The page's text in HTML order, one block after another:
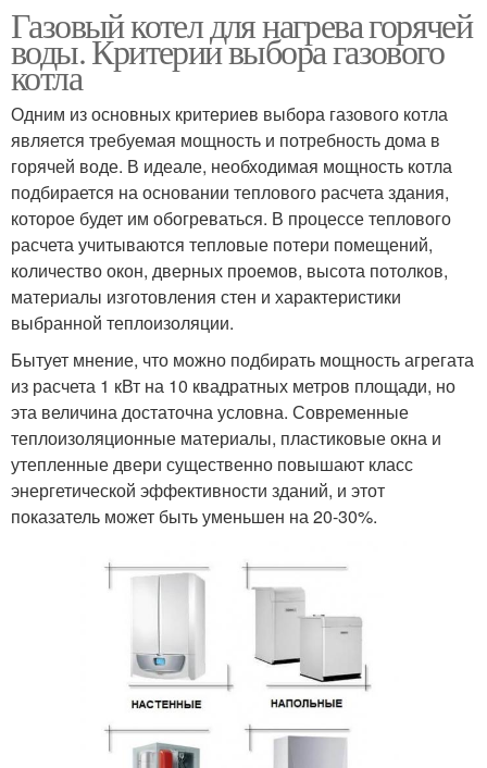
Газовый котел для нагрева горячей
воды. Критерии выбора газового
котла
Одним из основных критериев выбора газового котла
является требуемая мощность и потребность дома в
горячей воде. В идеале, необходимая мощность котла
подбирается на основании теплового расчета здания,
которое будет им обогреваться. В процессе теплового
расчета учитываются тепловые потери помещений,
количество окон, дверных проемов, высота потолков,
материалы изготовления стен и характеристики
выбранной теплоизоляции.
Бытует мнение, что можно подбирать мощность агрегата
из расчета 1 кВт на 10 квадратных метров площади, но
эта величина достаточна условна. Современные
теплоизоляционные материалы, пластиковые окна и
утепленные двери существенно повышают класс
энергетической эффективности зданий, и этот
показатель может быть уменьшен на 20-30%.